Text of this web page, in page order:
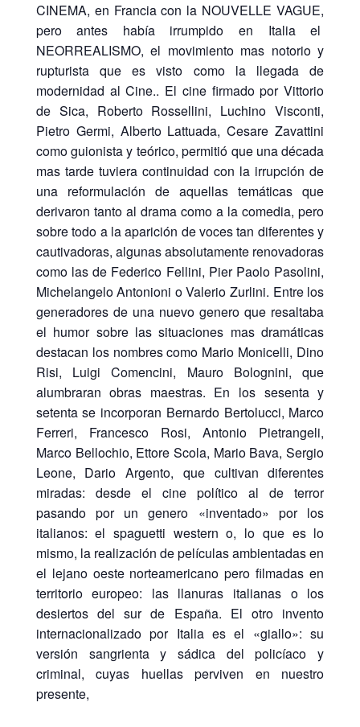
CINEMA, en Francia con la NOUVELLE VAGUE,
pero antes había irrumpido en Italia el
NEORREALISMO, el movimiento mas notorio y
rupturista que es visto como la llegada de
modernidad al Cine.. El cine firmado por Vittorio
de Sica, Roberto Rossellini, Luchino Visconti,
Pietro Germi, Alberto Lattuada, Cesare Zavattini
como guionista y teórico, permitió que una década
mas tarde tuviera continuidad con la irrupción de
una reformulación de aquellas temáticas que
derivaron tanto al drama como a la comedia, pero
sobre todo a la aparición de voces tan diferentes y
cautivadoras, algunas absolutamente renovadoras
como las de Federico Fellini, Pier Paolo Pasolini,
Michelangelo Antonioni o Valerio Zurlini. Entre los
generadores de una nuevo genero que resaltaba
el humor sobre las situaciones mas dramáticas
destacan los nombres como Mario Monicelli, Dino
Risi, Luigi Comencini, Mauro Bolognini, que
alumbraran obras maestras. En los sesenta y
setenta se incorporan Bernardo Bertolucci, Marco
Ferreri, Francesco Rosi, Antonio Pietrangeli,
Marco Bellochio, Ettore Scola, Mario Bava, Sergio
Leone, Dario Argento, que cultivan diferentes
miradas: desde el cine político al de terror
pasando por un genero «inventado» por los
italianos: el spaguetti western o, lo que es lo
mismo, la realización de películas ambientadas en
el lejano oeste norteamericano pero filmadas en
territorio europeo: las llanuras italianas o los
desiertos del sur de España. El otro invento
internacionalizado por Italia es el «giallo»: su
versión sangrienta y sádica del policíaco y
criminal, cuyas huellas perviven en nuestro
presente,